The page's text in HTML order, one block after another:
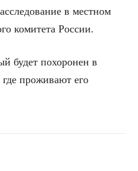
в местном
комитета России.
будет похоронен в
проживают его